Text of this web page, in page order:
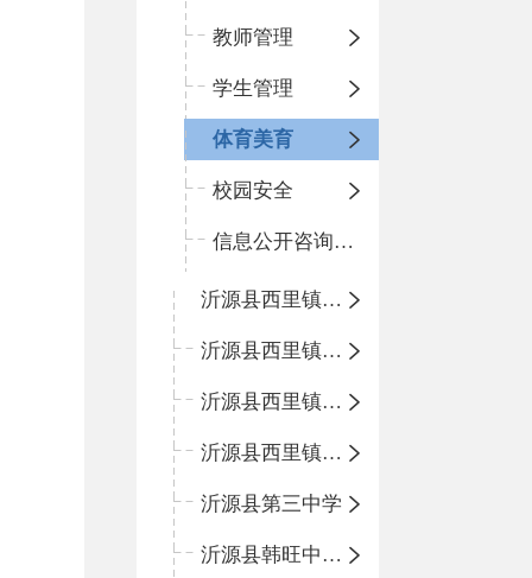
教师管理
学生管理
体育美育
校园安全
信息公开咨询指南
沂源县西里镇中心小学
沂源县西里镇柳枝峪回民小学
沂源县西里镇金星完全小学
沂源县西里镇团圆小学
沂源县第三中学
沂源县韩旺中心学校